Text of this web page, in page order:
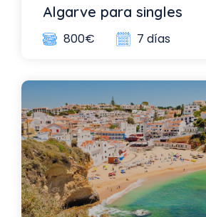
Algarve para singles
800€ 7 días